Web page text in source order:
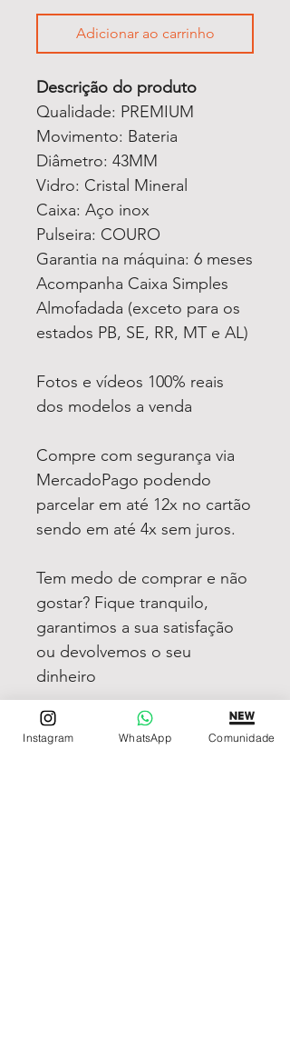
Adicionar ao carrinho
Descrição do produto
Qualidade: PREMIUM
Movimento: Bateria
Diâmetro: 43MM
Vidro: Cristal Mineral
Caixa: Aço inox
Pulseira: COURO
Garantia na máquina: 6 meses
Acompanha Caixa Simples
Almofadada (exceto para os
estados PB, SE, RR, MT e AL)
Fotos e vídeos 100% reais
dos modelos a venda
Compre com segurança via
MercadoPago podendo
parcelar em até 12x no cartão
sendo em até 4x sem juros.
Tem medo de comprar e não
gostar? Fique tranquilo,
garantimos a sua satisfação
ou devolvemos o seu
dinheiro
Instagram WhatsApp Comunidade